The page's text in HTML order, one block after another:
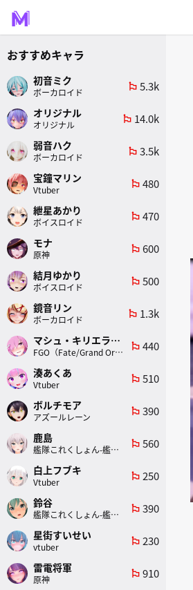
おすすめキャラ
初音ミク
ボーカロイド
emoji_flags 5.3k
オリジナル
オリジナル
emoji_flags 14.0k
弱音ハク
ボーカロイド
emoji_flags 3.5k
宝鐘マリン
Vtuber
emoji_flags 480
紲星あかり
ボイスロイド
emoji_flags 470
モナ
原神
emoji_flags 600
結月ゆかり
ボイスロイド
emoji_flags 500
鏡音リン
ボーカロイド
emoji_flags 1.3k
マシュ・キリエライト
FGO（Fate/Grand Order）
emoji_flags 440
湊あくあ
Vtuber
emoji_flags 510
ボルチモア
アズールレーン
emoji_flags 390
鹿島
艦隊これくしょん-艦これ-
emoji_flags 560
白上フブキ
Vtuber
emoji_flags 250
鈴谷
艦隊これくしょん-艦これ-
emoji_flags 390
星街すいせい
vtuber
emoji_flags 230
雷電将軍
原神
emoji_flags 910